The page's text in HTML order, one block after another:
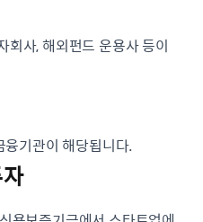
회사, 해외펀드 운용사 등이
융기관이 해당됩니다.